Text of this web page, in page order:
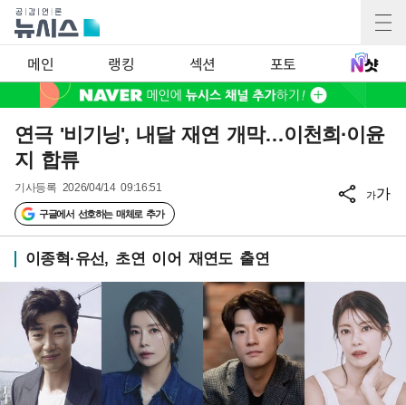
메인 랭킹 섹션 포토
연극 '비기닝', 내달 재연 개막…이천희·이윤
지 합류
기사등록 2026/04/14 09:16:51
구글에서 선호하는 매체로 추가
가가
이종혁·유선, 초연 이어 재연도 출연